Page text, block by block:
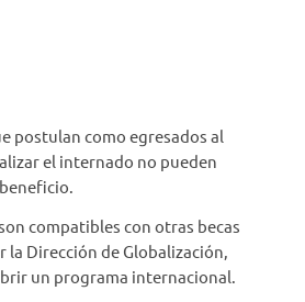
postulan como egresados al
el internado no pueden
a este beneficio.
compatibles con otras becas
la Dirección de Globalización,
un programa internacional.